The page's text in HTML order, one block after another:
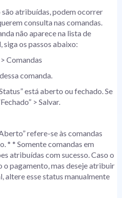
são atribuídas, podem ocorrer
consulta nas comandas.
não aparece na lista de
os passos abaixo:
Comandas
comanda.
está aberto ou fechado. Se
> Salvar.
refere-se às comandas
* * Somente comandas em
atribuídas com sucesso. Caso o
o pagamento, mas deseje atribuir
altere esse status manualmente